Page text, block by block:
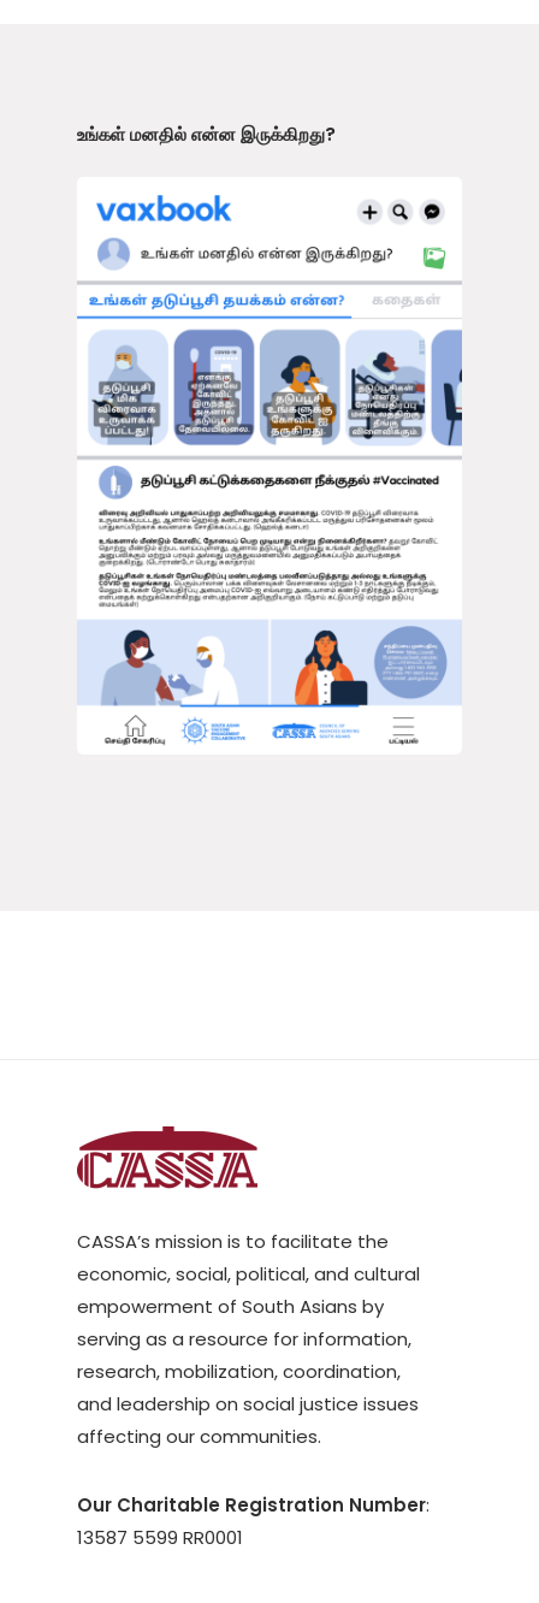
உங்கள் மனதில் என்ன இருக்கிறது?
CASSA’s mission is to facilitate the
economic, social, political, and cultural
empowerment of South Asians by
serving as a resource for information,
research, mobilization, coordination,
and leadership on social justice issues
affecting our communities.
Our Charitable Registration Number:
13587 5599 RR0001